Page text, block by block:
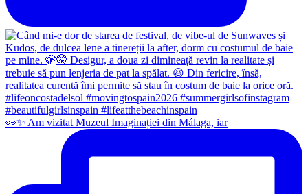
👀✨️ Am vizitat Muzeul Imaginației din Málaga, iar